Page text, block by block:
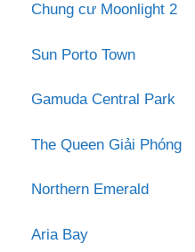
Chung cư Moonlight 2
Sun Porto Town
Gamuda Central Park
The Queen Giải Phóng
Northern Emerald
Aria Bay